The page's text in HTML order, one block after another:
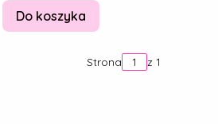
Do koszyka
Strona z 1